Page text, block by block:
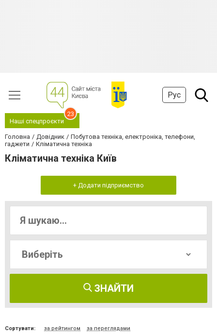
Рус
Наші спецпроєкти
23
Головна Довідник
Побутова техніка, електроніка, телефони,
гаджети
Кліматична техніка
Кліматична техніка Київ
+ Додати підприємство
ЗНАЙТИ
Сортувати: за рейтингом за переглядами